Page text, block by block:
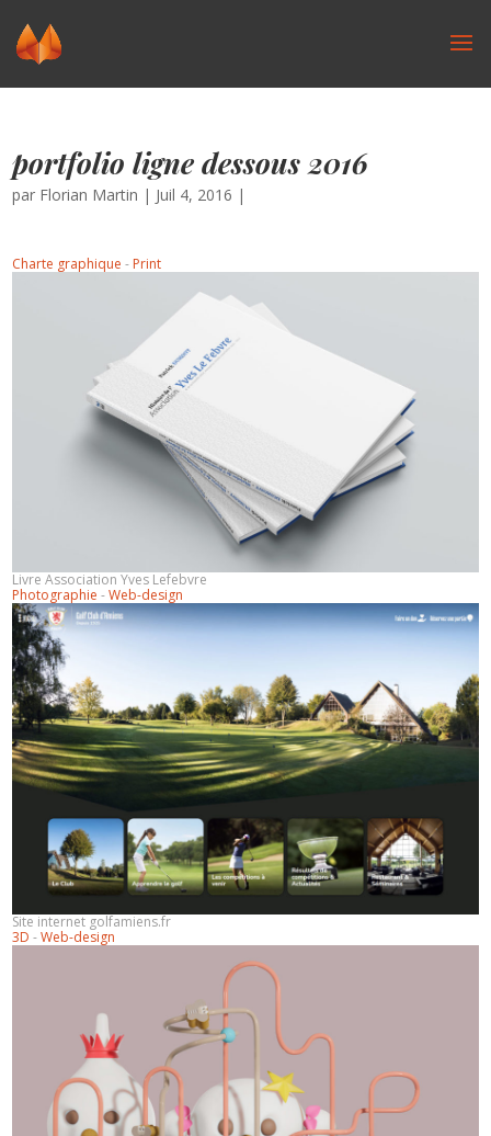
portfolio ligne dessous 2016
par Florian Martin | Juil 4, 2016 |
Charte graphique - Print
Livre Association Yves Lefebvre
Photographie -Web-design
Site internet golfamiens.fr
3D -Web-design